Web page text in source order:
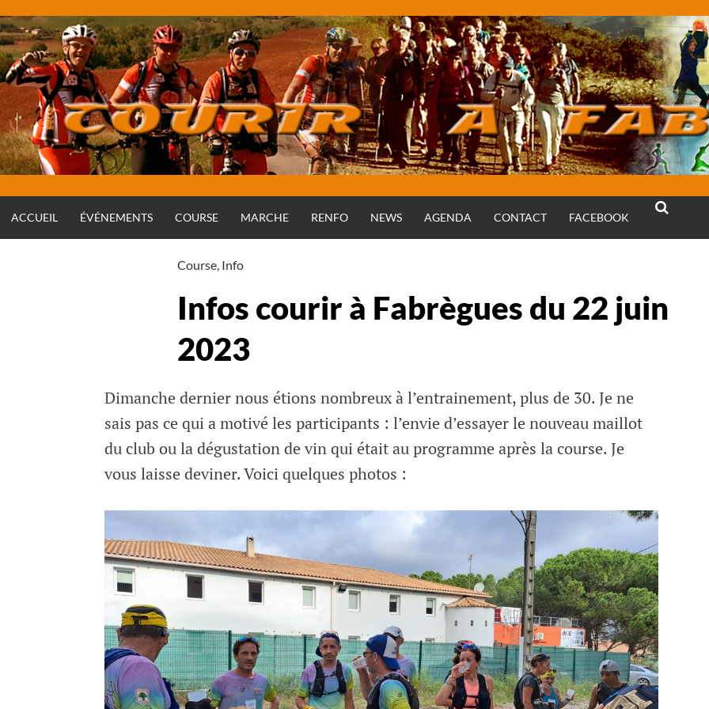
au
contenu
ACCUEIL ÉVÉNEMENTS COURSE MARCHE RENFO NEWS AGENDA CONTACT FACEBOOK
Course, Info
Infos courir à Fabrègues du 22 juin
2023
Rédigé par
Dimanche dernier nous étions nombreux à l’entrainement, plus de 30. Je ne
sais pas ce qui a motivé les participants : l’envie d’essayer le nouveau maillot
du club ou la dégustation de vin qui était au programme après la course. Je
vous laisse deviner. Voici quelques photos :